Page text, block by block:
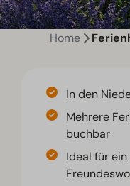
Home
In den
Mehrere
buchbar
Ideal für